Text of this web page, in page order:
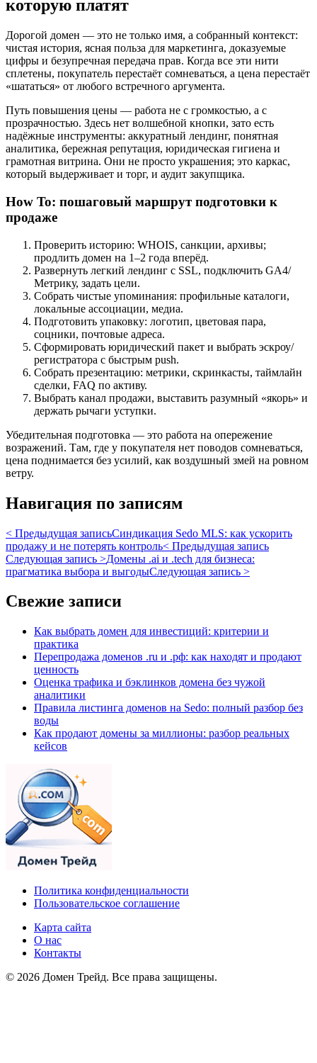
которую платят
Дорогой домен — это не только имя, а собранный контекст:
чистая история, ясная польза для маркетинга, доказуемые
цифры и безупречная передача прав. Когда все эти нити
сплетены, покупатель перестаёт сомневаться, а цена перестаёт
«шататься» от любого встречного аргумента.
Путь повышения цены — работа не с громкостью, а с
прозрачностью. Здесь нет волшебной кнопки, зато есть
надёжные инструменты: аккуратный лендинг, понятная
аналитика, бережная репутация, юридическая гигиена и
грамотная витрина. Они не просто украшения; это каркас,
который выдерживает и торг, и аудит закупщика.
How To: пошаговый маршрут подготовки к
продаже
Проверить историю: WHOIS, санкции, архивы;
продлить домен на 1–2 года вперёд.
Развернуть легкий лендинг с SSL, подключить GA4/
Метрику, задать цели.
Собрать чистые упоминания: профильные каталоги,
локальные ассоциации, медиа.
Подготовить упаковку: логотип, цветовая пара,
соцники, почтовые адреса.
Сформировать юридический пакет и выбрать эскроу/
регистратора с быстрым push.
Собрать презентацию: метрики, скринкасты, таймлайн
сделки, FAQ по активу.
Выбрать канал продажи, выставить разумный «якорь» и
держать рычаги уступки.
Убедительная подготовка — это работа на опережение
возражений. Там, где у покупателя нет поводов сомневаться,
цена поднимается без усилий, как воздушный змей на ровном
ветру.
Навигация по записям
< Предыдущая записьСиндикация Sedo MLS: как ускорить
продажу и не потерять контроль< Предыдущая запись
Следующая запись >Домены .ai и .tech для бизнеса:
прагматика выбора и выгодыСледующая запись >
Свежие записи
Как выбрать домен для инвестиций: критерии и
практика
Перепродажа доменов .ru и .рф: как находят и продают
ценность
Оценка трафика и бэклинков домена без чужой
аналитики
Правила листинга доменов на Sedo: полный разбор без
воды
Как продают домены за миллионы: разбор реальных
кейсов
Политика конфиденциальности
Пользовательское соглашение
Карта сайта
О нас
Контакты
© 2026 Домен Трейд. Все права защищены.